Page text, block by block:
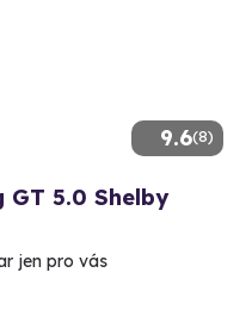
9.6(8)
GT 5.0 Shelby
jen pro vás